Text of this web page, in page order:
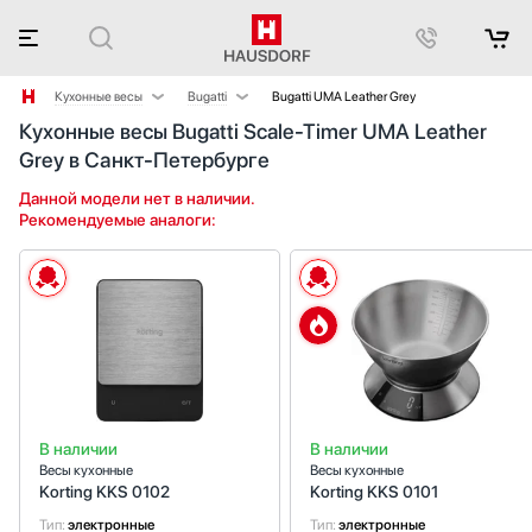
Кухонные весы
Аксессуары
Аксессуары и принадлежности
Акустические системы
Аромастанции
Барбекю
Беспроводные акустические системы
Вакуумные упаковщики
Варочные центры
Вентиляторы
Винные шкафы
Витрины
Bugatti
Korting
Smeg
Bugatti UMA Leather Grey
Кухонные весы Bugatti Scale-Timer UMA Leather
Grey в Санкт-Петербурге
Данной модели нет в наличии.
Рекомендуемые аналоги:
В наличии
Весы кухонные
Korting KKS 0102
Тип: электронные
В наличии
Весы кухонные
Korting KKS 0101
Тип: электронные